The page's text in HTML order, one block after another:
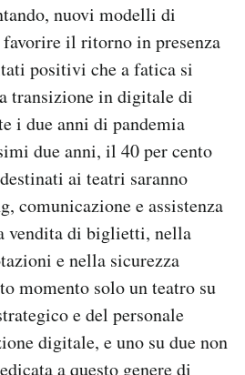
nuovi modelli di
il ritorno in presenza
positivi che a fatica si
transizione in digitale di
i due anni di pandemia
due anni, il 40 per cento
ai teatri saranno
comunicazione e assistenza
di biglietti, nella
e nella sicurezza
momento solo un teatro su
e del personale
digitale, e uno su due non
a questo genere di